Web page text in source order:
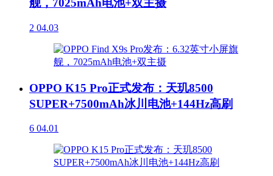
舰，7025mAh电池+双主摄
2 04.03
OPPO K15 Pro正式发布：天玑8500
SUPER+7500mAh冰川电池+144Hz高刷
6 04.01